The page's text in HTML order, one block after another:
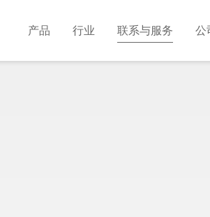
产品 行业 联系与服务 公